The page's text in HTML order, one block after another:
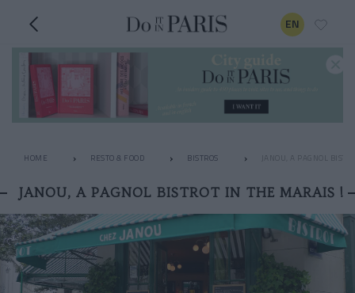
EN
HOME RESTO & FOOD BISTROS JANOU, A PAGNOL
JANOU, A PAGNOL BISTROT IN THE MARAIS !